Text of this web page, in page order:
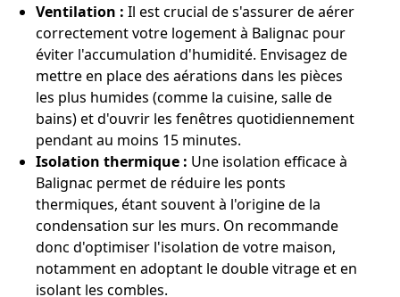
Ventilation : Il est crucial de s'assurer de aérer
correctement votre logement à Balignac pour
éviter l'accumulation d'humidité. Envisagez de
mettre en place des aérations dans les pièces
les plus humides (comme la cuisine, salle de
bains) et d'ouvrir les fenêtres quotidiennement
pendant au moins 15 minutes.
Isolation thermique : Une isolation efficace à
Balignac permet de réduire les ponts
thermiques, étant souvent à l'origine de la
condensation sur les murs. On recommande
donc d'optimiser l'isolation de votre maison,
notamment en adoptant le double vitrage et en
isolant les combles.